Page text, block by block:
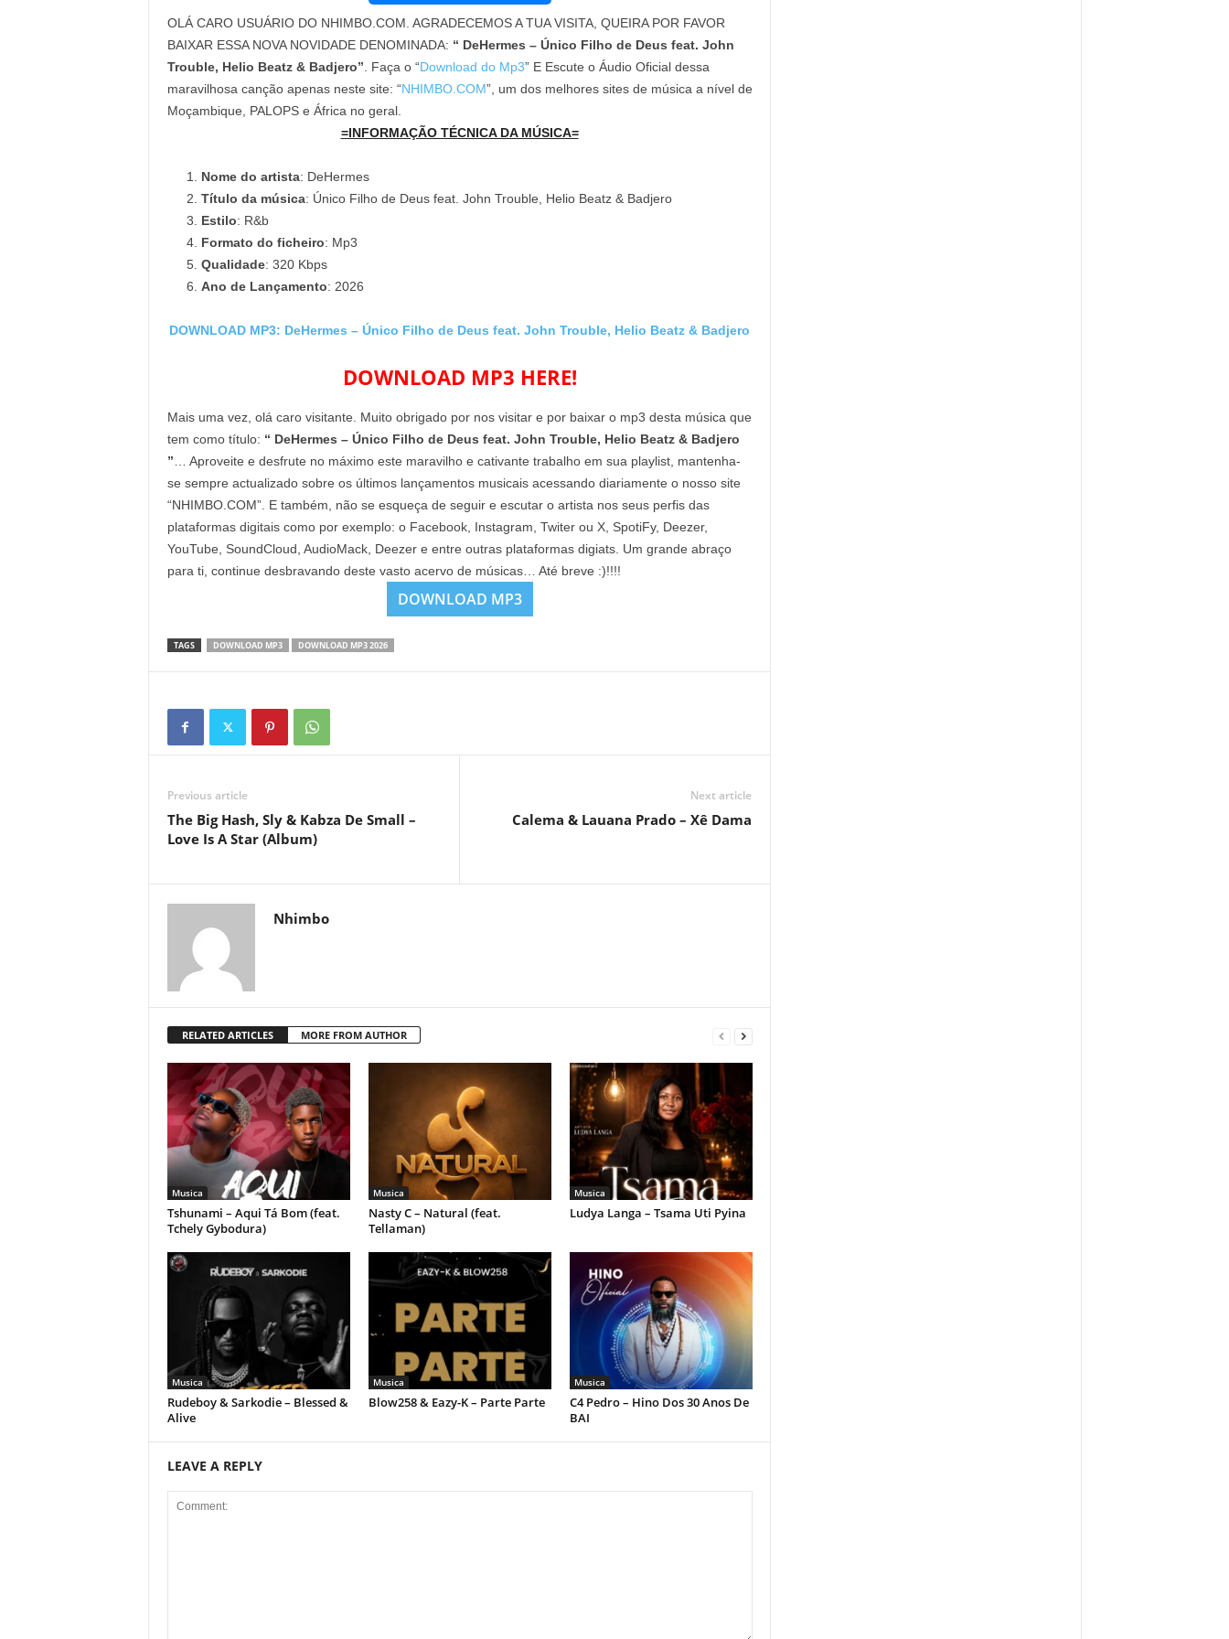
OLÁ CARO USUÁRIO DO NHIMBO.COM. AGRADECEMOS A TUA VISITA, QUEIRA POR FAVOR
BAIXAR ESSA NOVA NOVIDADE DENOMINADA: “ DeHermes – Único Filho de Deus feat. John
Trouble, Helio Beatz & Badjero” . Faça o “Download do Mp3” E Escute o Áudio Oficial dessa
maravilhosa canção apenas neste site: “NHIMBO.COM”, um dos melhores sites de música a nível de
Moçambique, PALOPS e África no geral.
=INFORMAÇÃO TÉCNICA DA MÚSICA=
Nome do artista: DeHermes
Título da música: Único Filho de Deus feat. John Trouble, Helio Beatz & Badjero
Estilo: R&b
Formato do ficheiro: Mp3
Qualidade: 320 Kbps
Ano de Lançamento: 2026
DOWNLOAD MP3: DeHermes – Único Filho de Deus feat. John Trouble, Helio Beatz & Badjero
DOWNLOAD MP3 HERE!
Mais uma vez, olá caro visitante. Muito obrigado por nos visitar e por baixar o mp3 desta música que
tem como título: “ DeHermes – Único Filho de Deus feat. John Trouble, Helio Beatz & Badjero
” … Aproveite e desfrute no máximo este maravilho e cativante trabalho em sua playlist, mantenha-
se sempre actualizado sobre os últimos lançamentos musicais acessando diariamente o nosso site
“NHIMBO.COM”. E também, não se esqueça de seguir e escutar o artista nos seus perfis das
plataformas digitais como por exemplo: o Facebook, Instagram, Twiter ou X, SpotiFy, Deezer,
YouTube, SoundCloud, AudioMack, Deezer e entre outras plataformas digiats. Um grande abraço
para ti, continue desbravando deste vasto acervo de músicas… Até breve :)!!!!
DOWNLOAD MP3
TAGS DOWNLOAD MP3 DOWNLOAD MP3 2026
Previous article
The Big Hash, Sly & Kabza De Small –
Love Is A Star (Album)
Next article
Calema & Lauana Prado – Xê Dama
Nhimbo
RELATED ARTICLES MORE FROM AUTHOR
Musica
Tshunami – Aqui Tá Bom (feat.
Tchely Gybodura)
Musica
Nasty C – Natural (feat.
Tellaman)
Musica
Ludya Langa – Tsama Uti Pyina
Musica
Rudeboy & Sarkodie – Blessed &
Alive
Musica
Blow258 & Eazy-K – Parte Parte
Musica
C4 Pedro – Hino Dos 30 Anos De
BAI
LEAVE A REPLY